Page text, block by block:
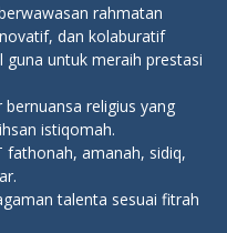
rahmatan
dan kolaburatif
guna untuk meraih prestasi
religius yang
istiqomah.
fathonah, amanah, sidiq,
talenta sesuai fitrah